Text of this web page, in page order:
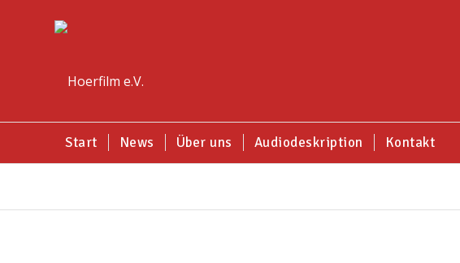
Start News Über uns Audiodeskription Kontakt